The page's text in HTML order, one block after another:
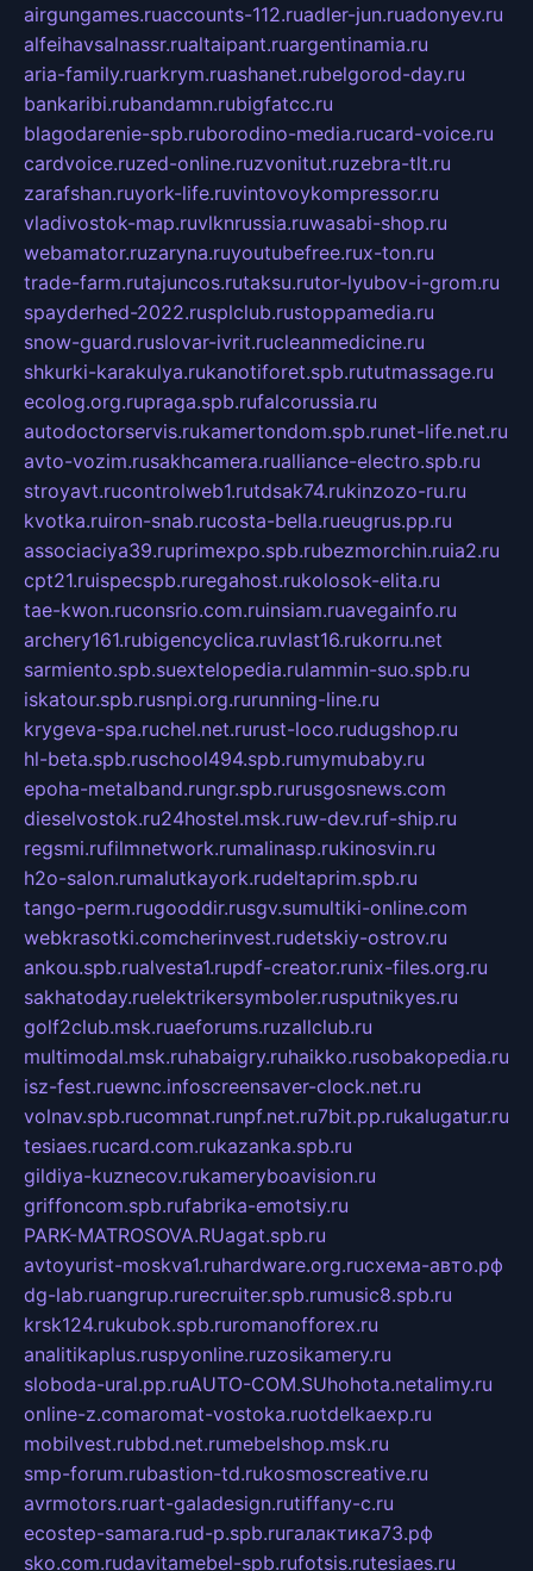
airgungames.ruaccounts-112.ruadler-jun.ruadonyev.ru
alfeihavsalnassr.rualtaipant.ruargentinamia.ru
aria-family.ruarkrym.ruashanet.rubelgorod-day.ru
bankaribi.rubandamn.rubigfatcc.ru
blagodarenie-spb.ruborodino-media.rucard-voice.ru
cardvoice.ruzed-online.ruzvonitut.ruzebra-tlt.ru
zarafshan.ruyork-life.ruvintovoykompressor.ru
vladivostok-map.ruvlknrussia.ruwasabi-shop.ru
webamator.ruzaryna.ruyoutubefree.rux-ton.ru
trade-farm.rutajuncos.rutaksu.rutor-lyubov-i-grom.ru
spayderhed-2022.rusplclub.rustoppamedia.ru
snow-guard.ruslovar-ivrit.rucleanmedicine.ru
shkurki-karakulya.rukanotiforet.spb.rututmassage.ru
ecolog.org.rupraga.spb.rufalcorussia.ru
autodoctorservis.rukamertondom.spb.runet-life.net.ru
avto-vozim.rusakhcamera.rualliance-electro.spb.ru
stroyavt.rucontrolweb1.rutdsak74.rukinzozo-ru.ru
kvotka.ruiron-snab.rucosta-bella.rueugrus.pp.ru
associaciya39.ruprimexpo.spb.rubezmorchin.ruia2.ru
cpt21.ruispecspb.ruregahost.rukolosok-elita.ru
tae-kwon.ruconsrio.com.ruinsiam.ruavegainfo.ru
archery161.rubigencyclica.ruvlast16.rukorru.net
sarmiento.spb.suextelopedia.rulammin-suo.spb.ru
iskatour.spb.rusnpi.org.rurunning-line.ru
krygeva-spa.ruchel.net.rurust-loco.rudugshop.ru
hl-beta.spb.ruschool494.spb.rumymubaby.ru
epoha-metalband.rungr.spb.rurusgosnews.com
dieselvostok.ru24hostel.msk.ruw-dev.ruf-ship.ru
regsmi.rufilmnetwork.rumalinasp.rukinosvin.ru
h2o-salon.rumalutkayork.rudeltaprim.spb.ru
tango-perm.rugooddir.rusgv.sumultiki-online.com
webkrasotki.comcherinvest.rudetskiy-ostrov.ru
ankou.spb.rualvesta1.rupdf-creator.runix-files.org.ru
sakhatoday.ruelektrikersymboler.rusputnikyes.ru
golf2club.msk.ruaeforums.ruzallclub.ru
multimodal.msk.ruhabaigry.ruhaikko.rusobakopedia.ru
isz-fest.ruewnc.infoscreensaver-clock.net.ru
volnav.spb.rucomnat.runpf.net.ru7bit.pp.rukalugatur.ru
tesiaes.rucard.com.rukazanka.spb.ru
gildiya-kuznecov.rukameryboavision.ru
griffoncom.spb.rufabrika-emotsiy.ru
PARK-MATROSOVA.RUagat.spb.ru
avtoyurist-moskva1.ruhardware.org.ruсхема-авто.рф
dg-lab.ruangrup.rurecruiter.spb.rumusic8.spb.ru
krsk124.rukubok.spb.ruromanofforex.ru
analitikaplus.ruspyonline.ruzosikamery.ru
sloboda-ural.pp.ruAUTO-COM.SUhohota.netalimy.ru
online-z.comaromat-vostoka.ruotdelkaexp.ru
mobilvest.rubbd.net.rumebelshop.msk.ru
smp-forum.rubastion-td.rukosmoscreative.ru
avrmotors.ruart-galadesign.rutiffany-c.ru
ecostep-samara.rud-p.spb.ruгалактика73.рф
sko.com.rudavitamebel-spb.rufotsis.rutesiaes.ru